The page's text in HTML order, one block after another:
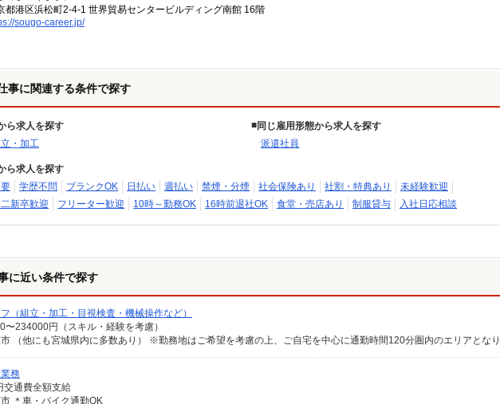
都港区浜松町2-4-1 世界貿易センタービルディング南館 16階
sougo-career.jp/
事に関連する条件で探す
ら求人を探す
・加工
同じ雇用形態から求人を探す
派遣社員
ら求人を探す
学歴不問 ブランクOK 日払い 週払い 禁煙・分煙 社会保険あり 社割・特典あり
未経験歓迎
新卒歓迎
フリーター歓迎 10時～勤務OK 16時前退社OK 食堂・売店あり 制服貸与 入社日応相談
に近い条件で探す
（組立・加工・目視検査・機械操作など）
〜234000円（スキル・経験を考慮）
務
交通費全額支給
＊車・バイク通勤OK